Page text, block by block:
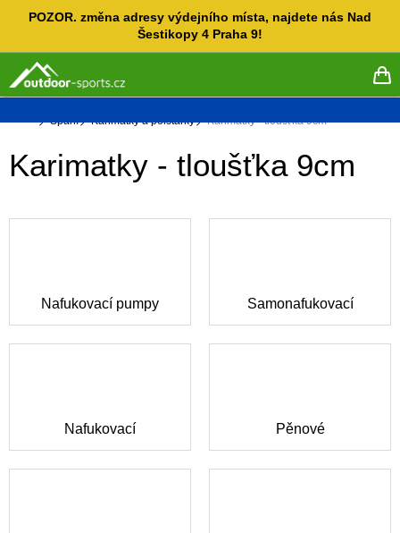
POZOR. změna adresy výdejního místa, najdete nás Nad
Šestikopy 4 Praha 9!
Domů
Spaní Karimatky a polštářky Karimatky - tloušťka 9cm
Karimatky - tloušťka 9cm
Nafukovací pumpy Samonafukovací
Nafukovací Pěnové